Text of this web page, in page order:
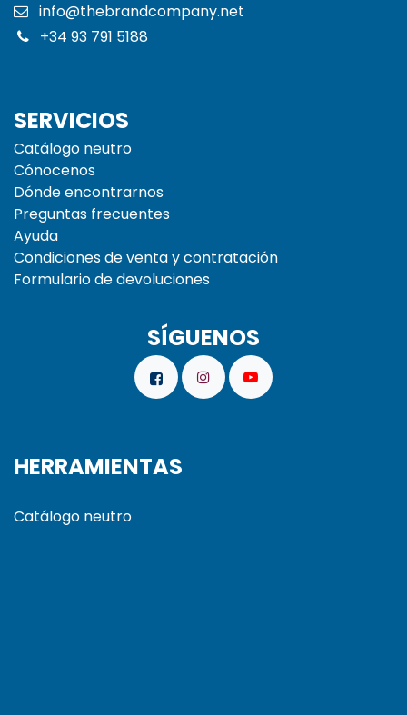
info@thebrandcompany.net
+34 93 791 5188
SERVICIOS
Catálogo neutro
Cónocenos
Dónde encontrarnos
Preguntas frecuentes
Ayuda
Condiciones de venta y contratación
Formulario de devoluciones
SÍGUENOS
HERRAMIENTAS
Catálogo neutro